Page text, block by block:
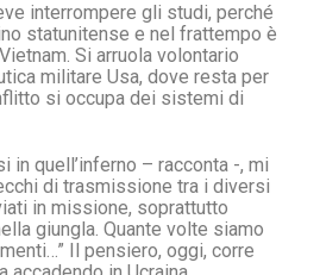
interrompere gli studi, perché
statunitense e nel frattempo è
Si arruola volontario
militare Usa, dove resta per
si occupa dei sistemi di
in quell’inferno – racconta -, mi
di trasmissione tra i diversi
in missione, soprattutto
giungla. Quante volte siamo
Il pensiero, oggi, corre